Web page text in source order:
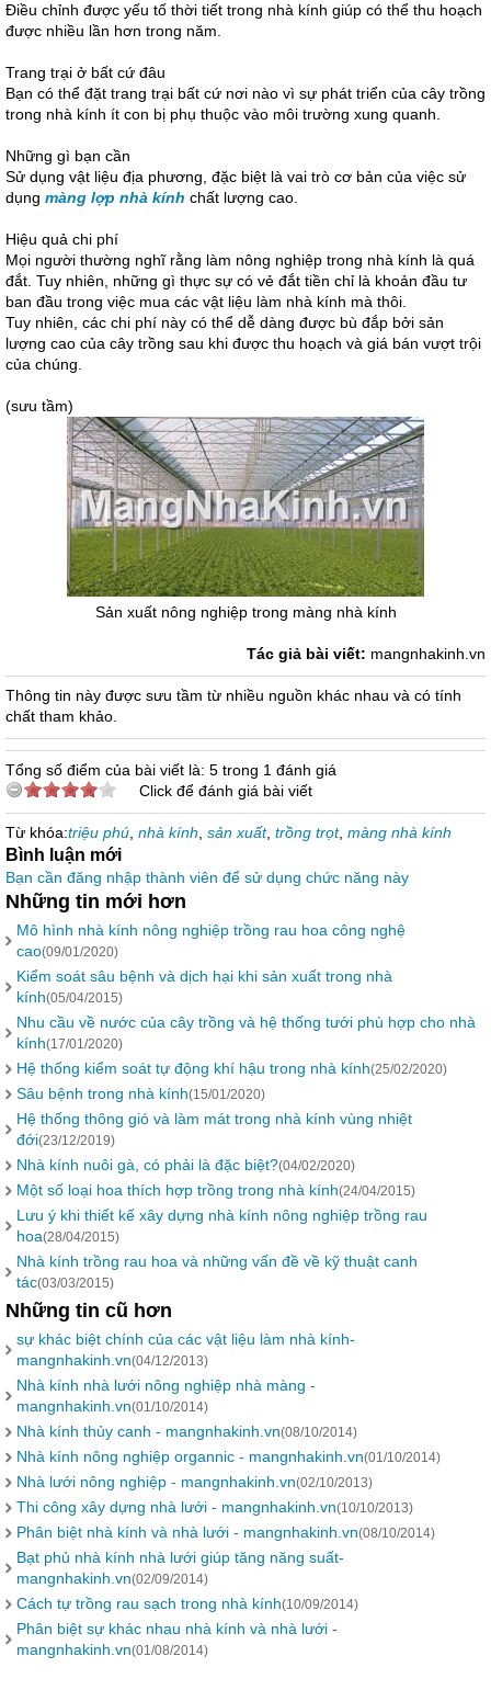
Điều chỉnh được yếu tố thời tiết trong nhà kính giúp có thể thu hoạch
được nhiều lần hơn trong năm.
Trang trại ở bất cứ đâu
Bạn có thể đặt trang trại bất cứ nơi nào vì sự phát triển của cây trồng
trong nhà kính ít con bị phụ thuộc vào môi trường xung quanh.
Những gì bạn cần
Sử dụng vật liệu địa phương, đặc biệt là vai trò cơ bản của việc sử
dụng màng lợp nhà kính chất lượng cao.
Hiệu quả chi phí
Mọi người thường nghĩ rằng làm nông nghiệp trong nhà kính là quá
đắt. Tuy nhiên, những gì thực sự có vẻ đắt tiền chỉ là khoản đầu tư
ban đầu trong việc mua các vật liệu làm nhà kính mà thôi.
Tuy nhiên, các chi phí này có thể dễ dàng được bù đắp bởi sản
lượng cao của cây trồng sau khi được thu hoạch và giá bán vượt trội
của chúng.
(sưu tầm)
Sản xuất nông nghiệp trong màng nhà kính
Tác giả bài viết: mangnhakinh.vn
Thông tin này được sưu tầm từ nhiều nguồn khác nhau và có tính
chất tham khảo.
Tổng số điểm của bài viết là: 5 trong 1 đánh giá
Click để đánh giá bài viết
Từ khóa:triệu phú nhà kính sản xuất, trồng trọt, màng nhà kính
Bình luận mới
Bạn cần đăng nhập thành viên để sử dụng chức năng này
Những tin mới hơn
Mô hình nhà kính nông nghiệp trồng rau hoa công nghệ
cao(09/01/2020)
Kiểm soát sâu bệnh và dịch hại khi sản xuất trong nhà
kính(05/04/2015)
Nhu cầu về nước của cây trồng và hệ thống tưới phù hợp cho nhà
kính(17/01/2020)
Hệ thống kiểm soát tự động khí hậu trong nhà kính(25/02/2020)
Sâu bệnh trong nhà kính(15/01/2020)
Hệ thống thông gió và làm mát trong nhà kính vùng nhiệt
đới(23/12/2019)
Nhà kính nuôi gà, có phải là đặc biệt?(04/02/2020)
Một số loại hoa thích hợp trồng trong nhà kính(24/04/2015)
Lưu ý khi thiết kế xây dựng nhà kính nông nghiệp trồng rau
hoa(28/04/2015)
Nhà kính trồng rau hoa và những vấn đề về kỹ thuật canh
tác(03/03/2015)
Những tin cũ hơn
sự khác biệt chính của các vật liệu làm nhà kính-
mangnhakinh.vn(04/12/2013)
Nhà kính nhà lưới nông nghiệp nhà màng -
mangnhakinh.vn(01/10/2014)
Nhà kính thủy canh - mangnhakinh.vn(08/10/2014)
Nhà kính nông nghiệp organnic - mangnhakinh.vn(01/10/2014)
Nhà lưới nông nghiệp - mangnhakinh.vn(02/10/2013)
Thi công xây dựng nhà lưới - mangnhakinh.vn(10/10/2013)
Phân biệt nhà kính và nhà lưới - mangnhakinh.vn(08/10/2014)
Bạt phủ nhà kính nhà lưới giúp tăng năng suất-
mangnhakinh.vn(02/09/2014)
Cách tự trồng rau sạch trong nhà kính(10/09/2014)
Phân biệt sự khác nhau nhà kính và nhà lưới -
mangnhakinh.vn(01/08/2014)